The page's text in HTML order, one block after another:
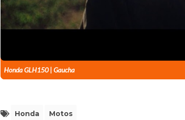
Honda GLH150 | Gaucha
Honda Motos